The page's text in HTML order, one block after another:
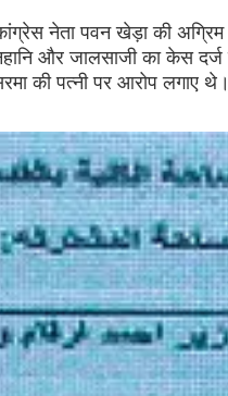
नेता पवन खेड़ा की
और जालसाजी का केस
की पत्नी पर आरोप लगाए थे।